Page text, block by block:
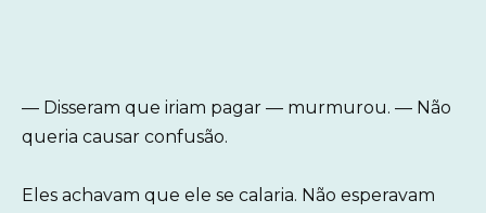
— Disseram que iriam pagar — murmurou. — Não
queria causar confusão.
Eles achavam que ele se calaria. Não esperavam